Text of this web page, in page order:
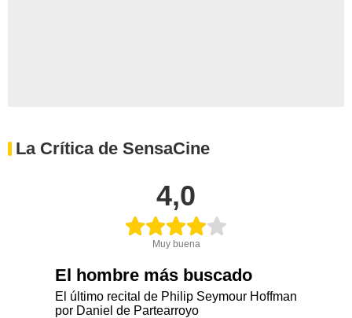
La Crítica de SensaCine
4,0
Muy buena
El hombre más buscado
El último recital de Philip Seymour Hoffman
por Daniel de Partearroyo